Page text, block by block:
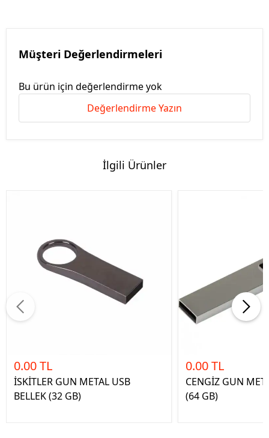
Müşteri Değerlendirmeleri
Bu ürün için değerlendirme yok
Değerlendirme Yazın
İlgili Ürünler
0.00 TL
İSKİTLER GUN METAL USB
BELLEK (32 GB)
0.00 TL
CENGİZ GUN
(64 GB)